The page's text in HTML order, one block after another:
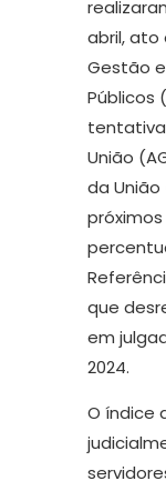
abril, ato
Gestão
Públicos
União
da União
que
em
2024.
O índice